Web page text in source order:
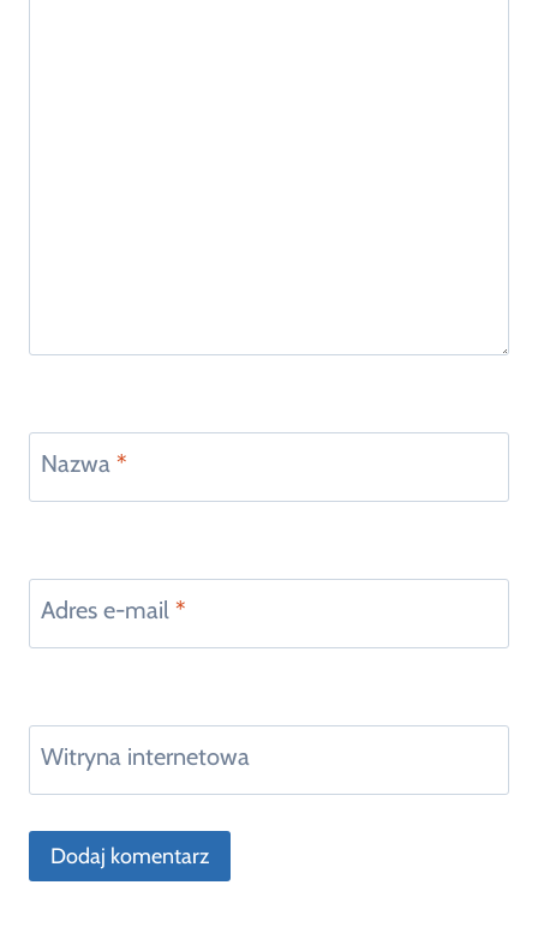
Nazwa *
Adres e-mail *
Witryna internetowa